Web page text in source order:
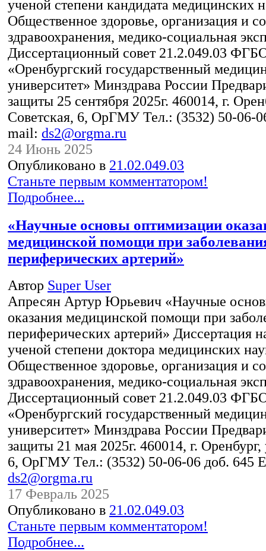
ученой степени кандидата медицинских
Общественное здоровье, организация и
здравоохранения, медико-социальная
Диссертационный совет 21.2.049.03
«Оренбургский государственный
университет» Минздрава России
защиты 25 сентября 2025г. 460014, г.
Советская, 6, ОрГМУ Тел.: (3532) 50-06-
mail: ds2@orgma.ru
24 Июнь 2025
Опубликовано в 21.02.049.03
Станьте первым комментатором!
Подробнее...
«Научные основы оптимизации
медицинской помощи при
периферических артерий»
Автор Super User
Апресян Артур Юрьевич «Научные
оказания медицинской помощи при
периферических артерий» Диссертация
ученой степени доктора медицинских
Общественное здоровье, организация и
здравоохранения, медико-социальная
Диссертационный совет 21.2.049.03
«Оренбургский государственный
университет» Минздрава России
защиты 21 мая 2025г. 460014, г. Оренбург,
6, ОрГМУ Тел.: (3532) 50-06-06 доб. 645
ds2@orgma.ru
17 Февраль 2025
Опубликовано в 21.02.049.03
Станьте первым комментатором!
Подробнее...